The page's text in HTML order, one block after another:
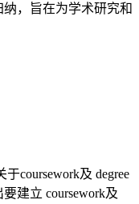
，旨在为学术研究和
coursework及 degree
建立 coursework及